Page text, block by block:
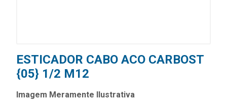
ESTICADOR CABO ACO CARBOST
{05} 1/2 M12
Imagem Meramente Ilustrativa